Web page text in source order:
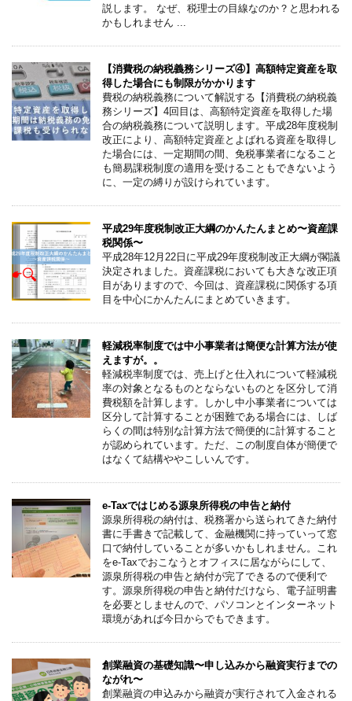
説します。 なぜ、税理士の目線なのか？と思われる
かもしれません ...
【消費税の納税義務シリーズ④】高額特定資産を取
得した場合にも制限がかかります
費税の納税義務について解説する【消費税の納税義
務シリーズ】4回目は、高額特定資産を取得した場
合の納税義務について説明します。平成28年度税制
改正により、高額特定資産とよばれる資産を取得し
た場合には、一定期間の間、免税事業者になること
も簡易課税制度の適用を受けることもできないよう
に、一定の縛りが設けられています。
平成29年度税制改正大綱のかんたんまとめ〜資産課
税関係〜
平成28年12月22日に平成29年度税制改正大綱が閣議
決定されました。資産課税においても大きな改正項
目がありますので、今回は、資産課税に関係する項
目を中心にかんたんにまとめていきます。
軽減税率制度では中小事業者は簡便な計算方法が使
えますが。。
軽減税率制度では、売上げと仕入れについて軽減税
率の対象となるものとならないものとを区分して消
費税額を計算します。しかし中小事業者については
区分して計算することが困難である場合には、しば
らくの間は特別な計算方法で簡便的に計算すること
が認められています。ただ、この制度自体が簡便で
はなくて結構ややこしいんです。
e-Taxではじめる源泉所得税の申告と納付
源泉所得税の納付は、税務署から送られてきた納付
書に手書きで記載して、金融機関に持っていって窓
口で納付していることが多いかもしれません。これ
をe-Taxでおこなうとオフィスに居ながらにして、
源泉所得税の申告と納付が完了できるので便利で
す。源泉所得税の申告と納付だけなら、電子証明書
を必要としませんので、パソコンとインターネット
環境があれば今日からでもできます。
創業融資の基礎知識〜申し込みから融資実行までの
ながれ〜
創業融資の申込みから融資が実行されて入金される